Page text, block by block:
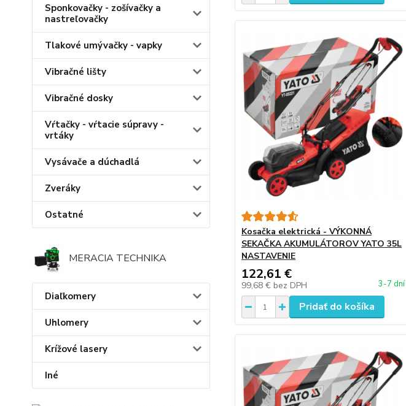
Sponkovačky - zošívačky a
nastreľovačky
Tlakové umývačky - vapky
Vibračné lišty
Vibračné dosky
Vŕtačky - vŕtacie súpravy -
vrtáky
Vysávače a dúchadlá
Zveráky
Ostatné
MERACIA TECHNIKA
Diaľkomery
Uhlomery
Krížové lasery
Iné
Kosačka elektrická - VÝKONNÁ
SEKAČKA AKUMULÁTOROV YATO 35L
NASTAVENIE
122,61 €
99,68 € bez DPH 3-7 dní
Pridať do košíka